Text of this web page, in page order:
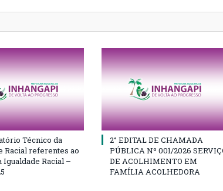
Técnico da
Racial referentes ao
Igualdade Racial –
2° EDITAL DE CHAMADA
PÚBLICA Nº 001/2026
DE ACOLHIMENTO EM
FAMÍLIA ACOLHEDORA